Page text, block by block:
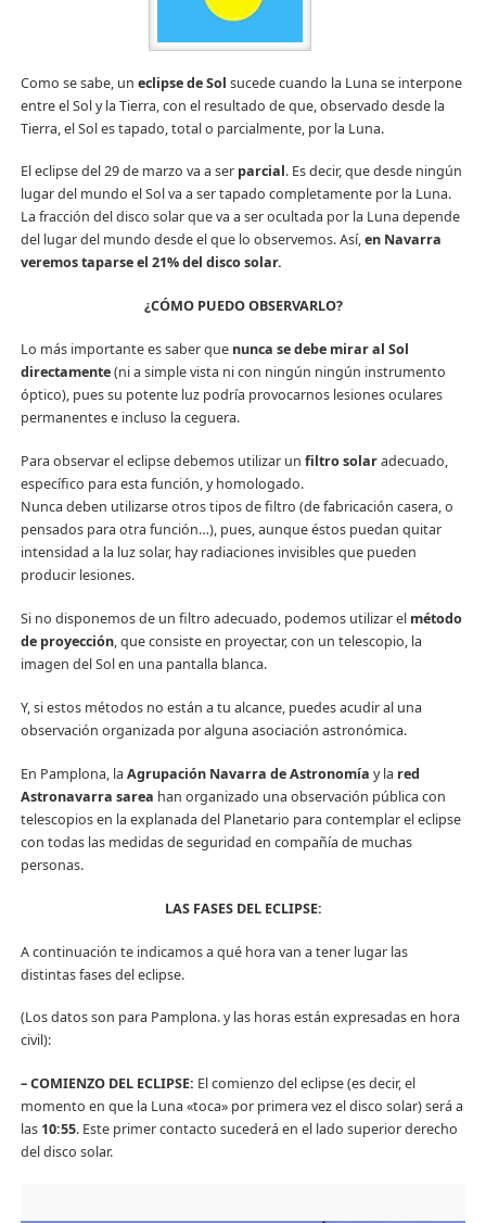
Como se sabe, un eclipse de Sol sucede cuando la Luna se interpone
entre el Sol y la Tierra, con el resultado de que, observado desde la
Tierra, el Sol es tapado, total o parcialmente, por la Luna.
El eclipse del 29 de marzo va a ser parcial. Es decir, que desde ningún
lugar del mundo el Sol va a ser tapado completamente por la Luna.
La fracción del disco solar que va a ser ocultada por la Luna depende
del lugar del mundo desde el que lo observemos. Así,en Navarra
veremos taparse el 21% del disco solar.
¿CÓMO PUEDO OBSERVARLO?
Lo más importante es saber que nunca se debe mirar al Sol
directamente(ni a simple vista ni con ningún ningún instrumento
óptico), pues su potente luz podría provocarnos lesiones oculares
permanentes e incluso la ceguera.
Para observar el eclipse debemos utilizar un filtro solaradecuado,
específico para esta función, y homologado.
Nunca deben utilizarse otros tipos de filtro (de fabricación casera, o
pensados para otra función…), pues, aunque éstos puedan quitar
intensidad a la luz solar, hay radiaciones invisibles que pueden
producir lesiones.
Si no disponemos de un filtro adecuado, podemos utilizar el método
de proyección, que consiste en proyectar, con un telescopio, la
imagen del Sol en una pantalla blanca.
Y, si estos métodos no están a tu alcance, puedes acudir al una
observación organizada por alguna asociación astronómica.
En Pamplona, la Agrupación Navarra de Astronomía y la red
Astronavarra sarea han organizado una observación pública con
telescopios en la explanada del Planetario para contemplar el eclipse
con todas las medidas de seguridad en compañía de muchas
personas.
LAS FASES DEL ECLIPSE:
A continuación te indicamos a qué hora van a tener lugar las
distintas fases del eclipse.
(Los datos son para Pamplona. y las horas están expresadas en hora
civil):
– COMIENZO DEL ECLIPSE: El comienzo del eclipse (es decir, el
momento en que la Luna «toca» por primera vez el disco solar) será a
las 10:55. Este primer contacto sucederá en el lado superior derecho
del disco solar.